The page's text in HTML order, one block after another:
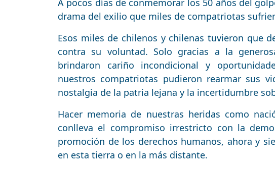
drama del exilio que miles de compatriotas
Esos miles de chilenos y chilenas tuvieron que
contra su voluntad. Solo gracias a la
brindaron cariño incondicional y
nuestros compatriotas pudieron rearmar sus
nostalgia de la patria lejana y la incertidumbre
Hacer memoria de nuestras heridas como
conlleva el compromiso irrestricto con la
promoción de los derechos humanos, ahora y
en esta tierra o en la más distante.